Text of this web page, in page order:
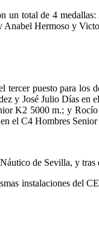
un total de 4
Hermoso y
puesto para los
y José Julio Días
K2 5000 m.; y
el C4 Hombres
de Sevilla, y
instalaciones del